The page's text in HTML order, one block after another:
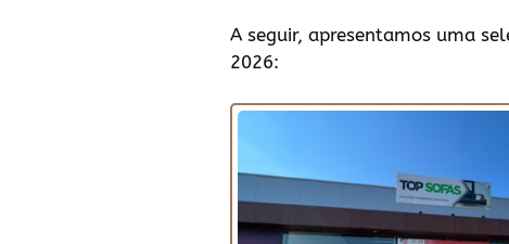
A seguir, apresentamos uma
2026: